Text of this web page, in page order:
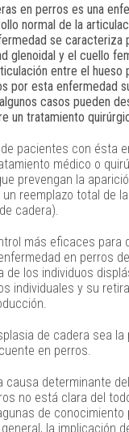
en perros es una
normal de la
se caracteriza
glenoidal y el cuello
entre el hueso
por esta enfermedad
casos pueden
un tratamiento
pacientes con ésta
médico o
prevengan la
reemplazo total de
cadera).
más eficaces para
en perros
de los individuos
individuales y su
de cadera sea la
en perros.
causa determinante
no está clara del
de conocimiento
la implicación